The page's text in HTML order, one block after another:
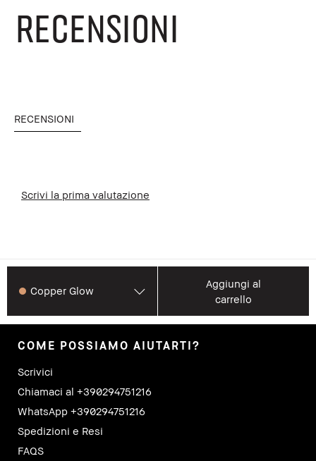
RECENSIONI
RECENSIONI
Scrivi la prima valutazione
Copper Glow
Aggiungi al
carrello
COME POSSIAMO AIUTARTI?
Scrivici
Chiamaci al +390294751216
WhatsApp +390294751216
Spedizioni e Resi
FAQS